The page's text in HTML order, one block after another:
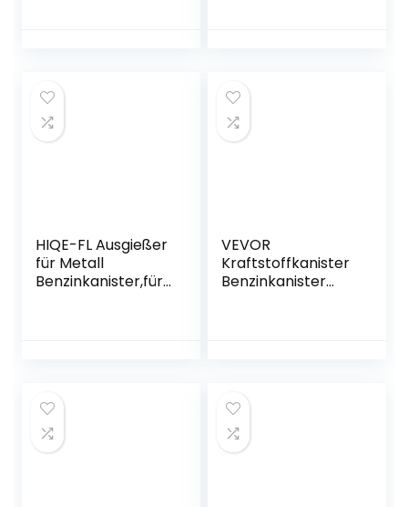
Dieselkanister
Diesel-Kanister
Notfallkanister
HIQE-FL Ausgießer
für Metall
Benzinkanister,für
Metall Ausgießer
für Benzinkanister
VEVOR
Kraftstoffkanister
Benzinkanister
m Schlauch, für
Tankwagen Schiffe
Outdoor-Industrie